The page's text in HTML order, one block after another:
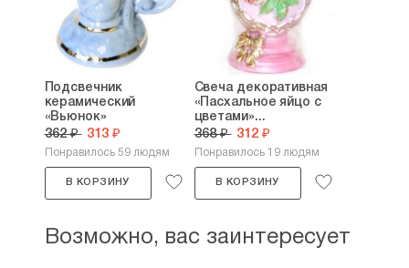
Подсвечник
керамический
«Вьюнок»
362 ₽ 313 ₽
Понравилось 59 людям
В КОРЗИНУ
Свеча декоративная
«Пасхальное яйцо с
цветами»...
368 ₽ 312 ₽
Понравилось 19 людям
В КОРЗИНУ
Возможно, вас заинтересует